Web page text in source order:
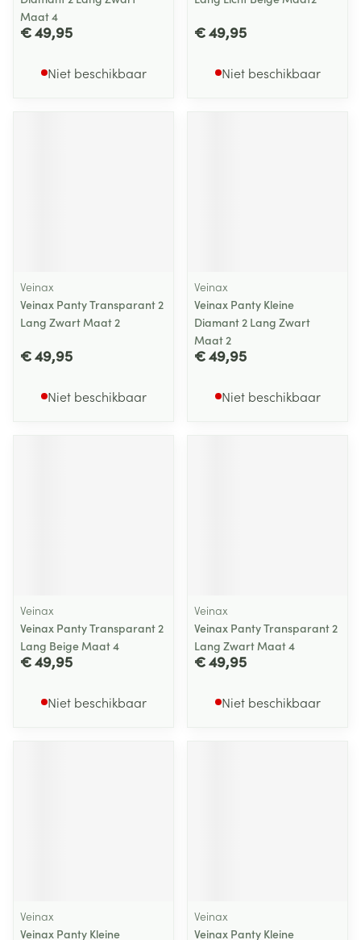
Maat 4
€ 49,95
Niet beschikbaar
€ 49,95
Niet beschikbaar
Veinax
Veinax Panty Transparant 2
Lang Zwart Maat 2
€ 49,95
Niet beschikbaar
Veinax
Veinax Panty Kleine
Diamant 2 Lang Zwart
Maat 2
€ 49,95
Niet beschikbaar
Veinax
Veinax Panty Transparant 2
Lang Beige Maat 4
€ 49,95
Niet beschikbaar
Veinax
Veinax Panty Transparant 2
Lang Zwart Maat 4
€ 49,95
Niet beschikbaar
Veinax
Veinax Panty Kleine
Veinax
Veinax Panty Kleine